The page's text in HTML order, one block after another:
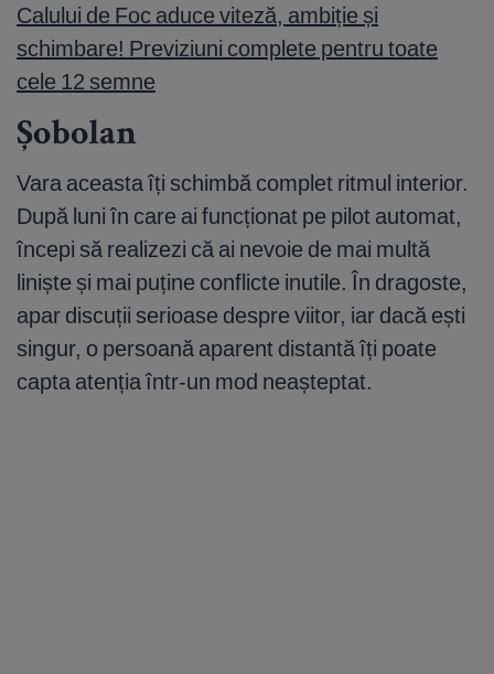
Calului de Foc aduce viteză, ambiție și
schimbare! Previziuni complete pentru toate
cele 12 semne
Șobolan
Vara aceasta îți schimbă complet ritmul interior.
După luni în care ai funcționat pe pilot automat,
începi să realizezi că ai nevoie de mai multă
liniște și mai puține conflicte inutile. În dragoste,
apar discuții serioase despre viitor, iar dacă ești
singur, o persoană aparent distantă îți poate
capta atenția într-un mod neașteptat.